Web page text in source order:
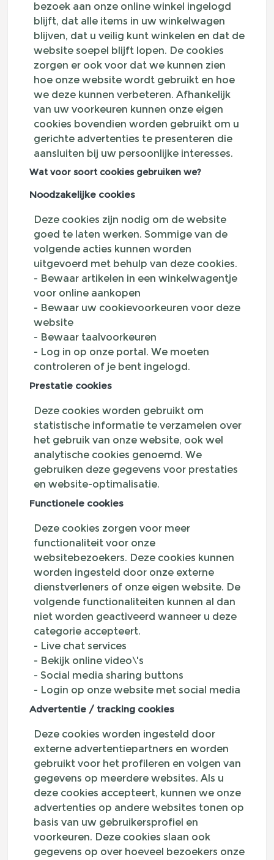
bezoek aan onze online winkel ingelogd
blijft, dat alle items in uw winkelwagen
blijven, dat u veilig kunt winkelen en dat de
website soepel blijft lopen. De cookies
zorgen er ook voor dat we kunnen zien
hoe onze website wordt gebruikt en hoe
we deze kunnen verbeteren. Afhankelijk
van uw voorkeuren kunnen onze eigen
cookies bovendien worden gebruikt om u
gerichte advertenties te presenteren die
aansluiten bij uw persoonlijke interesses.
Wat voor soort cookies gebruiken we?
Noodzakelijke cookies
Deze cookies zijn nodig om de website
goed te laten werken. Sommige van de
volgende acties kunnen worden
uitgevoerd met behulp van deze cookies.
- Bewaar artikelen in een winkelwagentje
voor online aankopen
- Bewaar uw cookievoorkeuren voor deze
website
- Bewaar taalvoorkeuren
- Log in op onze portal. We moeten
controleren of je bent ingelogd.
Prestatie cookies
Deze cookies worden gebruikt om
statistische informatie te verzamelen over
het gebruik van onze website, ook wel
analytische cookies genoemd. We
gebruiken deze gegevens voor prestaties
en website-optimalisatie.
Functionele cookies
Deze cookies zorgen voor meer
functionaliteit voor onze
websitebezoekers. Deze cookies kunnen
worden ingesteld door onze externe
dienstverleners of onze eigen website. De
volgende functionaliteiten kunnen al dan
niet worden geactiveerd wanneer u deze
categorie accepteert.
- Live chat services
- Bekijk online video\'s
- Social media sharing buttons
- Login op onze website met social media
Advertentie / tracking cookies
Deze cookies worden ingesteld door
externe advertentiepartners en worden
gebruikt voor het profileren en volgen van
gegevens op meerdere websites. Als u
deze cookies accepteert, kunnen we onze
advertenties op andere websites tonen op
basis van uw gebruikersprofiel en
voorkeuren. Deze cookies slaan ook
gegevens op over hoeveel bezoekers onze